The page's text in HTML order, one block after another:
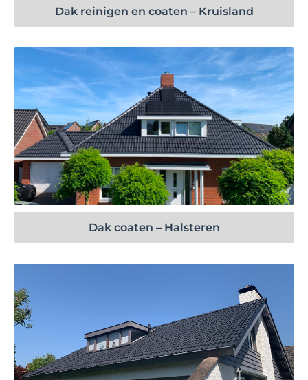
Dak reinigen en coaten – Kruisland
Bekijk project
Dak coaten – Halsteren